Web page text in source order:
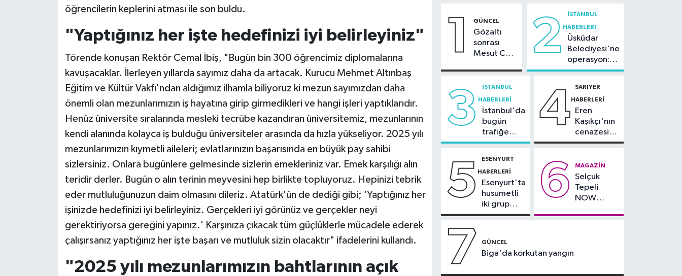
öğrencilerin keplerini atması ile son buldu.
"Yaptığınız her işte hedefinizi iyi belirleyiniz"
Törende konuşan Rektör Cemal İbiş, "Bugün bin 300 öğrencimiz diplomalarına
kavuşacaklar. İlerleyen yıllarda sayımız daha da artacak. Kurucu Mehmet Altınbaş
Eğitim ve Kültür Vakfı'ndan aldığımız ilhamla biliyoruz ki mezun sayımızdan daha
önemli olan mezunlarımızın iş hayatına girip girmedikleri ve hangi işleri yaptıklarıdır.
Henüz üniversite sıralarında mesleki tecrübe kazandıran üniversitemiz, mezunlarının
kendi alanında kolayca iş bulduğu üniversiteler arasında da hızla yükseliyor. 2025 yılı
mezunlarımızın kıymetli aileleri; evlatlarınızın başarısında en büyük pay sahibi
sizlersiniz. Onlara bugünlere gelmesinde sizlerin emekleriniz var. Emek karşılığı alın
teridir derler. Bugün o alın terinin meyvesini hep birlikte topluyoruz. Hepinizi tebrik
eder mutluluğunuzun daim olmasını dileriz. Atatürk'ün de dediği gibi; ‘Yaptığınız her
işinizde hedefinizi iyi belirleyiniz. Gerçekleri iyi görünüz ve gerçekler neyi
gerektiriyorsa gereğini yapınız.' Karşınıza çıkacak tüm güçlüklerle mücadele ederek
çalışırsanız yaptığınız her işte başarı ve mutluluk sizin olacaktır" ifadelerini kullandı.
"2025 yılı mezunlarımızın bahtlarının açık
tansiyon hastalarına
sıcak hava uyarısı
Güncel
09:12Tercih
maratonunda son
önemli tavsiyeler
08:57Yüksek sıcaklık
alarmı: Güneş altında
çalışmaya öğle yasağı
için avantajı yakaladı
1 GÜNCEL
Gözaltı
sonrası
Mesut Can
2 İSTANBUL
HABERLERI
Üsküdar
Belediyesi'ne
operasyon:
Sinem
tutuklama
talebi
3 İSTANBUL
HABERLERI
İstanbul'da
bugün
trafiğe
dikkat:
bazı yollar
kapatılacak
4 SARIYER
HABERLERI
Eren
Kaşıkçı'nın
cenazesi
ailesi
teslim
alındı
5 ESENYURT
HABERLERI
Esenyurt'ta
husumetli
iki grup
arasında
6 MAGAZIN
Selçuk
Tepeli
NOW
7 GÜNCEL
Biga'da korkutan yangın